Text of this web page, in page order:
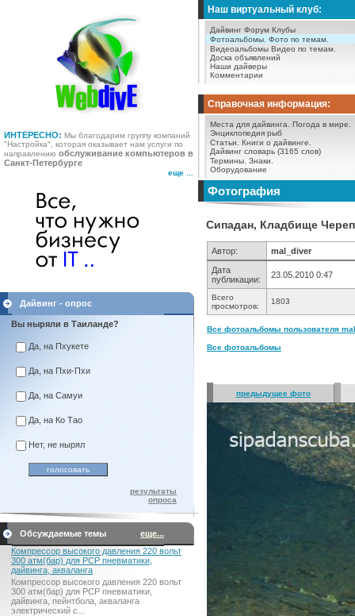
ИНТЕРЕСНО: Мы благодарим группу компаний
"Настройка", которая оказывает нам услуги по
направлению обслуживание компьютеров в
Санкт-Петербурге
еще ...
Наш виртуальный клуб:
Дайвинг Форум Клубы
Фотоальбомы. Фото по темам.
Видеоальбомы Видео по темам.
Доска объявлений
Наши дайверы
Комментарии
Справочная информация:
Места для дайвинга.
Погода в мире.
Энциклопедия рыб
Статьи.
Книги о дайвинге.
Дайвинг словарь (3165 слов)
Термины. Знаки.
Оборудование
Дайвинг - опрос
Вы ныряли в Таиланде?
Да, на Пхукете
Да, на Пхи-Пхи
Да, на Самуи
Да, на Ко Тао
Нет, не нырял
результаты
опроса
Обсуждаемые темы
еще...
Компрессор высокого давления 220 вольт
300 атм(бар) для PCP пневматики,
дайвинга, акваланга
Компрессор высокого давления 220 вольт
300 атм(бар) для PCP пневматики,
дайвинга, пейнтбола, акваланга
электрический c...
Фотография
Сипадан, Кладбище
Автор:
mal_diver
Дата
публикации:
23.05.2010 0:47
Всего
просмотров:
1803
Все фотоальбомы пользователя
Все фотоальбомы
предыдущее фото